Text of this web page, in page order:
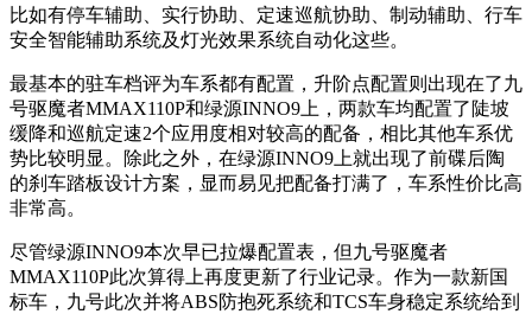
比如有停车辅助、实行协助、定速巡航协助、制动辅助、行车
安全智能辅助系统及灯光效果系统自动化这些。
最基本的驻车档评为车系都有配置，升阶点配置则出现在了九
号驱魔者MMAX110P和绿源INNO9上，两款车均配置了陡坡
缓降和巡航定速2个应用度相对较高的配备，相比其他车系优
势比较明显。除此之外，在绿源INNO9上就出现了前碟后陶
的刹车踏板设计方案，显而易见把配备打满了，车系性价比高
非常高。
尽管绿源INNO9本次早已拉爆配置表，但九号驱魔者
MMAX110P此次算得上再度更新了行业记录。作为一款新国
标车，九号此次并将ABS防抱死系统和TCS车身稳定系统给到